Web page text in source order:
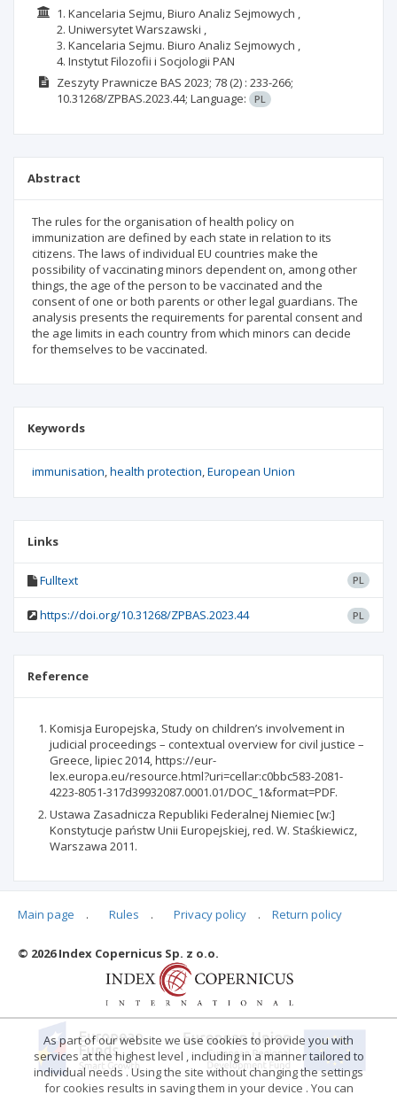
1. Kancelaria Sejmu, Biuro Analiz Sejmowych ,
2. Uniwersytet Warszawski ,
3. Kancelaria Sejmu. Biuro Analiz Sejmowych ,
4. Instytut Filozofii i Socjologii PAN
Zeszyty Prawnicze BAS 2023; 78(2) : 233-266;
10.31268/ZPBAS.2023.44; Language: PL
Abstract
The rules for the organisation of health policy on
immunization are defined by each state in relation to its
citizens. The laws of individual EU countries make the
possibility of vaccinating minors dependent on, among other
things, the age of the person to be vaccinated and the
consent of one or both parents or other legal guardians. The
analysis presents the requirements for parental consent and
the age limits in each country from which minors can decide
for themselves to be vaccinated.
Keywords
immunisation health protection European Union
Links
Fulltext PL
https://doi.org/10.31268/ZPBAS.2023.44 PL
Reference
Komisja Europejska, Study on children’s involvement in
judicial proceedings – contextual overview for civil justice –
Greece, lipiec 2014, https://eur-
lex.europa.eu/resource.html?uri=cellar:c0bbc583-2081-
4223-8051-317d39932087.0001.01/DOC_1&format=PDF.
Ustawa Zasadnicza Republiki Federalnej Niemiec [w:]
Konstytucje państw Unii Europejskiej, red. W. Staśkiewicz,
Warszawa 2011.
Articles quoting
Main page . Rules . Privacy policy . Return policy
© 2026 Index Copernicus Sp. z o.o.
As part of our website we use cookies to provide you with
services at the highest level , including in a manner tailored to
individual needs . Using the site without changing the settings
for cookies results in saving them in your device . You can